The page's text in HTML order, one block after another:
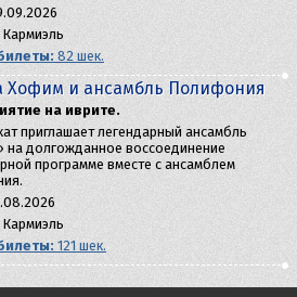
Кармиэль
82 шек.
Хофим и ансамбль Полифония
на иврите.
приглашает легендарный ансамбль
долгожданное воссоединение
программе вместе с ансамблем
Кармиэль
121 шек.